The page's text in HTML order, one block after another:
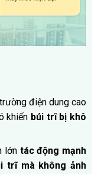
điện dung cao
khiến búi trĩ bị khô
lớn tác động mạnh
trĩ mà không ảnh